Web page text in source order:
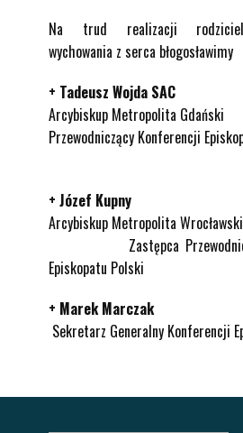
Na trud realizacji
wychowania z serca błogosławimy
+ Tadeusz Wojda SAC
Arcybiskup Metropolita Gdański
Przewodniczący Konferencji
+ Józef Kupny
Arcybiskup Metropolita Wrocławski
Zastępca
Episkopatu Polski
+ Marek Marczak
Sekretarz Generalny Konferencji